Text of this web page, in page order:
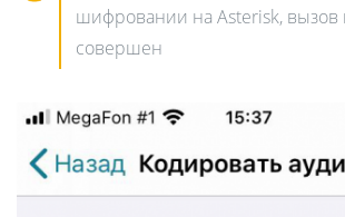
шифровании на Asterisk, вызов
совершен